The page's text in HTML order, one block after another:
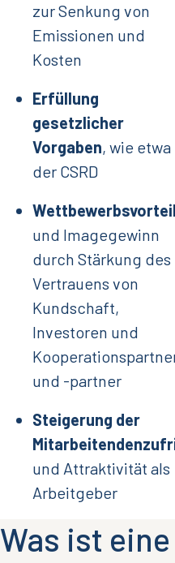
zur Senkung von
Emissionen und
Kosten
Erfüllung
gesetzlicher
Vorgaben, wie etwa
der CSRD
Wettbewerbsvorteil
und Imagegewinn
durch Stärkung des
Vertrauens von
Kundschaft,
Investoren und
und -partner
Steigerung der
und Attraktivität als
Arbeitgeber
Was ist eine